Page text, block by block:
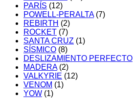
PARÍS (12)
POWELL-PERALTA (7)
REBIRTH (2)
ROCKET (7)
SANTA CRUZ (1)
SÍSMICO (8)
DESLIZAMIENTO PERFECTO
MADERA (2)
VALKYRIE (12)
VENOM (1)
YOW (1)